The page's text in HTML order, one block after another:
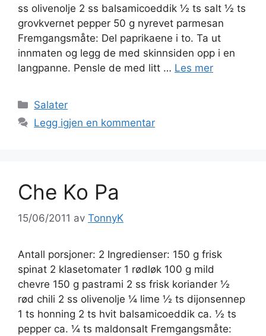
ss olivenolje 2 ss balsamicoeddik ½ ts salt ½ ts
grovkvernet pepper 50 g nyrevet parmesan
Fremgangsmåte: Del paprikaene i to. Ta ut
innmaten og legg de med skinnsiden opp i en
langpanne. Pensle de med litt … Les mer
Kategorier
Salater
Legg igjen en kommentar
Che Ko Pa
15/06/2011 av TonnyK
Antall porsjoner: 2 Ingredienser: 150 g frisk
spinat 2 klasetomater 1 rødløk 100 g mild
chevre 150 g pastrami 2 ss frisk koriander ½
rød chili 2 ss olivenolje ¼ lime ½ ts dijonsennep
1 ts honning 2 ts hvit balsamicoeddik ca. ½ ts
pepper ca. ¼ ts maldonsalt Fremgangsmåte: